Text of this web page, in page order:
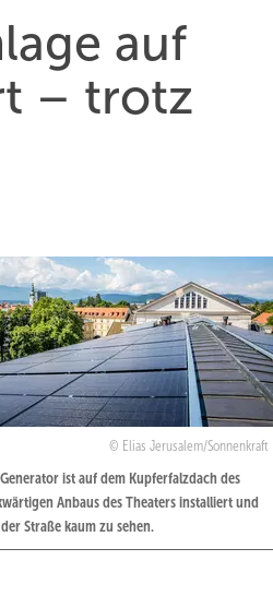
auf
– trotz
Elias Jerusalem/Sonnenkraft
ist auf dem Kupferfalzdach des
Anbaus des Theaters installiert und
Straße kaum zu sehen.